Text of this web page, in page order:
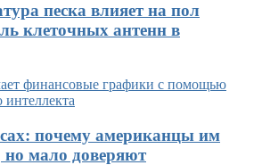
песка влияет на пол
клеточных антенн в
почему американцы им
но мало доверяют